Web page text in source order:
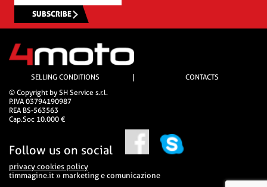
SUBSCRIBE
SELLING CONDITIONS
CONTACTS
© Copyright by SH Service s.r.l.
P.IVA 03794190987
REA BS-563563
Cap.Soc 10.000 €
Follow us on social
privacy cookies policy
timmagine.it » marketing e comunicazione